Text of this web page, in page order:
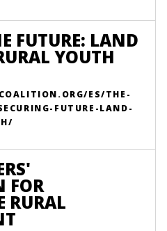
FUTURE: LAND
YOUTH
ES/THE-
FUTURE-LAND-
FOR
RURAL